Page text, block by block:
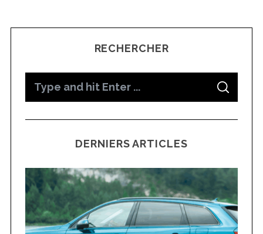
RECHERCHER
f
o
r
:
S
A
C
DERNIERS ARTICLES